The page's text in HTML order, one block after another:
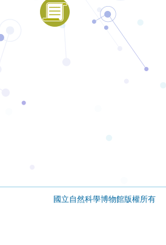
國立自然科學博物館版權所有